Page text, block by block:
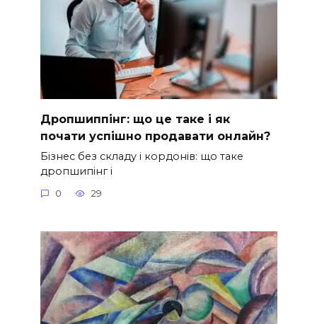
Дропшиппінг: що це таке і як
почати успішно продавати онлайн?
Бізнес без складу і кордонів: що таке
дропшипінг і
0 29